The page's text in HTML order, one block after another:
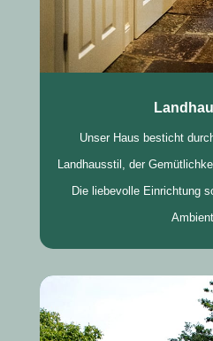
Unser Haus besticht
Landhausstil, der
Die liebevolle Einrichtung